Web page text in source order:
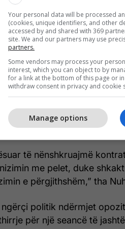
Opozita ka
diskutimeve, por ka
e qytetit,” deklaroi
mosmiratimi i buxhetit do
në sektorin e arsimit.
Nuhiu, theksoi se
e Drejtorisë së
të nënshkruajmë
me pelet, duke
e përgjithshëm,” tha
politik ndërmjet
për një seancë të
Your personal data will be processed
(cookies, unique identifiers, and other
accessed by and shared with 369
site. We and our partners may use
partners.
Some vendors may process your
interest, which you can object to by
for a link at the bottom of this page or
withdraw consent in privacy and cookie
Manage options